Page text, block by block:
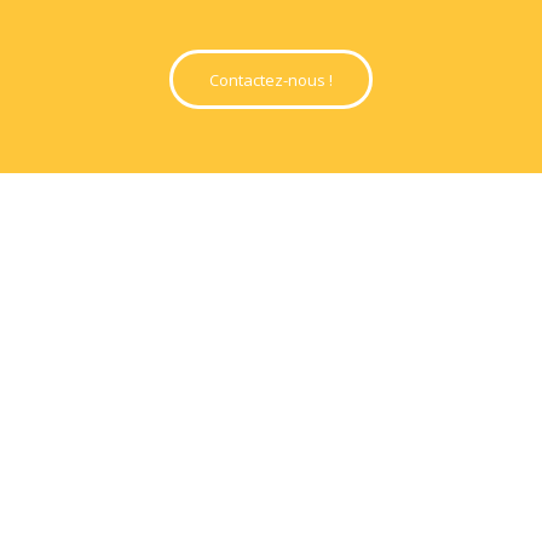
Contactez-nous !